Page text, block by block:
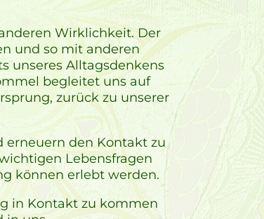
Wirklichkeit. Der
und so mit anderen
unseres Alltagsdenkens
begleitet uns auf
zurück zu unserer
erneuern den Kontakt zu
Lebensfragen
können erlebt werden.
in Kontakt zu kommen